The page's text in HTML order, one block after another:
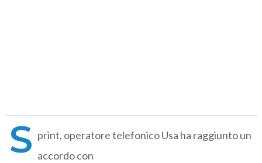
S print, operatore telefonico Usa ha raggiunto un
accordo con